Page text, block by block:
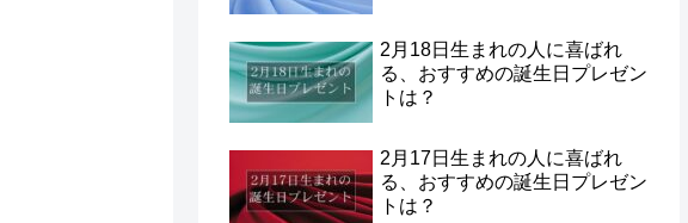
2月18日生まれの人に喜ばれ
る、おすすめの誕生日プレゼン
トは？
2月17日生まれの人に喜ばれ
る、おすすめの誕生日プレゼン
トは？